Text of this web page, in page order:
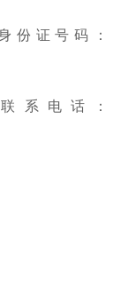
份证号码：
联系电话：